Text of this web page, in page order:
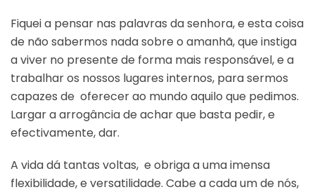
Fiquei a pensar nas palavras da senhora, e esta coisa
de não sabermos nada sobre o amanhã, que instiga
a viver no presente de forma mais responsável, e a
trabalhar os nossos lugares internos, para sermos
capazes de oferecer ao mundo aquilo que pedimos.
Largar a arrogância de achar que basta pedir, e
efectivamente, dar.
A vida dá tantas voltas, e obriga a uma imensa
flexibilidade, e versatilidade. Cabe a cada um de nós,